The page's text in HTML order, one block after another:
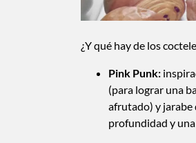
¿Y qué hay de los
Pink Punk:
(para lograr una
afrutado) y jarabe
profundidad y